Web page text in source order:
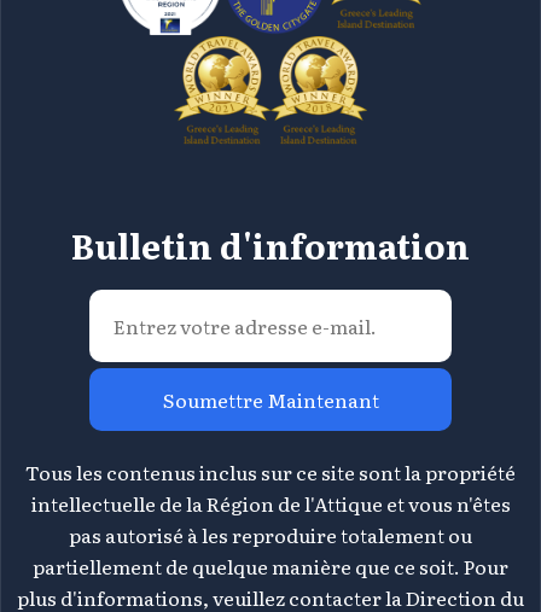
Bulletin d'information
Soumettre Maintenant
Tous les contenus inclus sur ce site sont la propriété
intellectuelle de la Région de l'Attique et vous n'êtes
pas autorisé à les reproduire totalement ou
partiellement de quelque manière que ce soit. Pour
plus d'informations, veuillez contacter la Direction du